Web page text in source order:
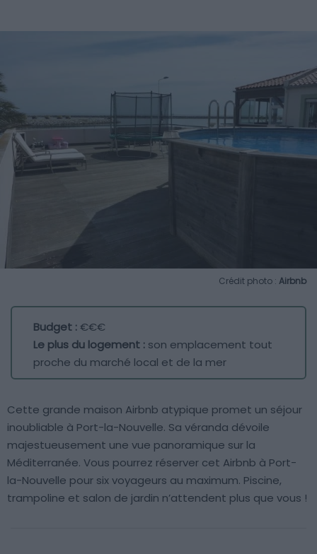
Crédit photo : Airbnb
Budget :€€€
Le plus du logement : son emplacement tout
proche du marché local et de la mer
Cette grande maison Airbnb atypique promet un séjour
inoubliable à Port-la-Nouvelle. Sa véranda dévoile
majestueusement une vue panoramique sur la
Méditerranée. Vous pourrez réserver cet Airbnb à Port-
la-Nouvelle pour six voyageurs au maximum. Piscine,
trampoline et salon de jardin n’attendent plus que vous !